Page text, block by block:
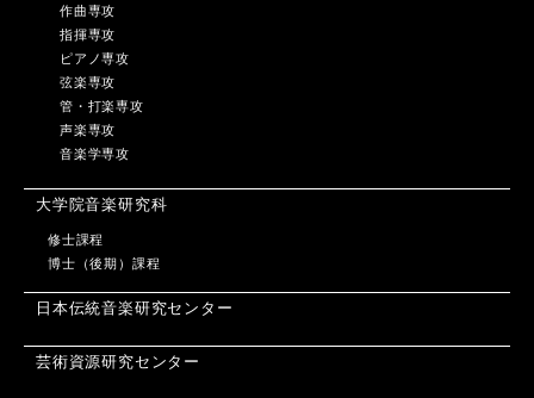
作曲専攻
指揮専攻
ピアノ専攻
弦楽専攻
管・打楽専攻
声楽専攻
音楽学専攻
大学院音楽研究科
修士課程
博士（後期）課程
日本伝統音楽研究センター
芸術資源研究センター